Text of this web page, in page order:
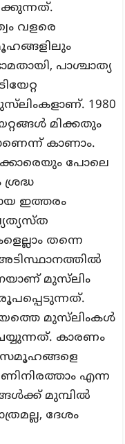
വളരെ
പാശ്ചാത്യ
1980
മിക്കതും
കാണാം.
പോലെ
ഇത്തരം
തന്നെ
മുസ്‌ലിം
മുസ്‌ലിംകള്‍
കാരണം
സമൂഹങ്ങളെ
എന്ന
മുമ്പില്‍
ദേശം